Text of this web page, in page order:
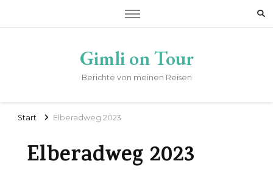
Gimli on Tour
Berichte von meinen Reisen
Start Elberadweg 2023
Elberadweg 2023